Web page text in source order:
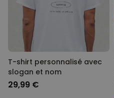
T-shirt personnalisé avec
slogan et nom
29,99 €